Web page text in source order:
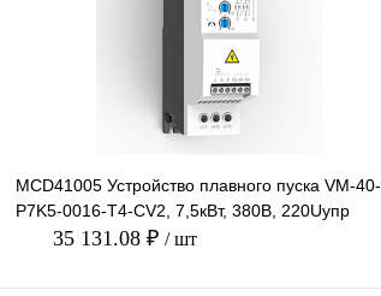
Под заказ
MCD41005 Устройство плавного пуска VM-40-
P7K5-0016-T4-CV2, 7,5кВт, 380В, 220Uупр
35 131.08 ₽ / шт